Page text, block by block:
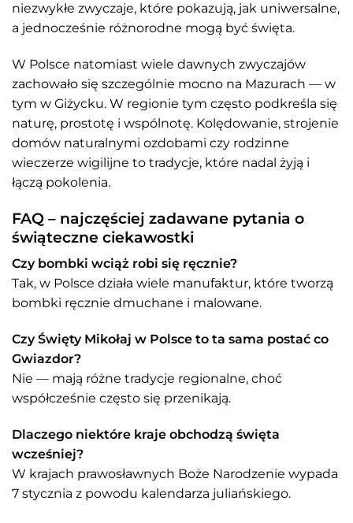
niezwykłe zwyczaje, które pokazują, jak uniwersalne,
a jednocześnie różnorodne mogą być święta.
W Polsce natomiast wiele dawnych zwyczajów
zachowało się szczególnie mocno na Mazurach — w
tym w Giżycku. W regionie tym często podkreśla się
naturę, prostotę i wspólnotę. Kolędowanie, strojenie
domów naturalnymi ozdobami czy rodzinne
wieczerze wigilijne to tradycje, które nadal żyją i
łączą pokolenia.
FAQ – najczęściej zadawane pytania o
świąteczne ciekawostki
Czy bombki wciąż robi się ręcznie?
Tak, w Polsce działa wiele manufaktur, które tworzą
bombki ręcznie dmuchane i malowane.
Czy Święty Mikołaj w Polsce to ta sama postać co
Gwiazdor?
Nie — mają różne tradycje regionalne, choć
współcześnie często się przenikają.
Dlaczego niektóre kraje obchodzą święta
wcześniej?
W krajach prawosławnych Boże Narodzenie wypada
7 stycznia z powodu kalendarza juliańskiego.